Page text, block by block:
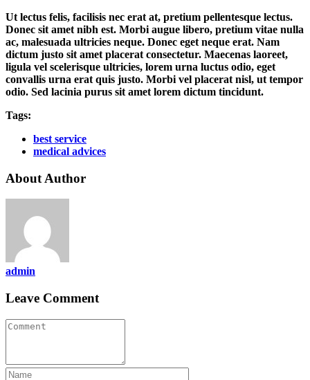
Ut lectus felis, facilisis nec erat at, pretium pellentesque lectus.
Donec sit amet nibh est. Morbi augue libero, pretium vitae nulla
ac, malesuada ultricies neque. Donec eget neque erat. Nam
dictum justo sit amet placerat consectetur. Maecenas laoreet,
ligula vel scelerisque ultricies, lorem urna luctus odio, eget
convallis urna erat quis justo. Morbi vel placerat nisl, ut tempor
odio. Sed lacinia purus sit amet lorem dictum tincidunt.
Tags:
best service
medical advices
About Author
admin
Leave Comment
Comment
)
Name